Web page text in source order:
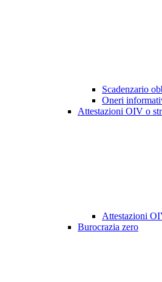
Scadenzario
Oneri
Attestazioni OIV o
Attestazioni
Burocrazia zero